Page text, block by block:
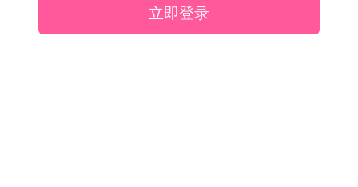
立即登录